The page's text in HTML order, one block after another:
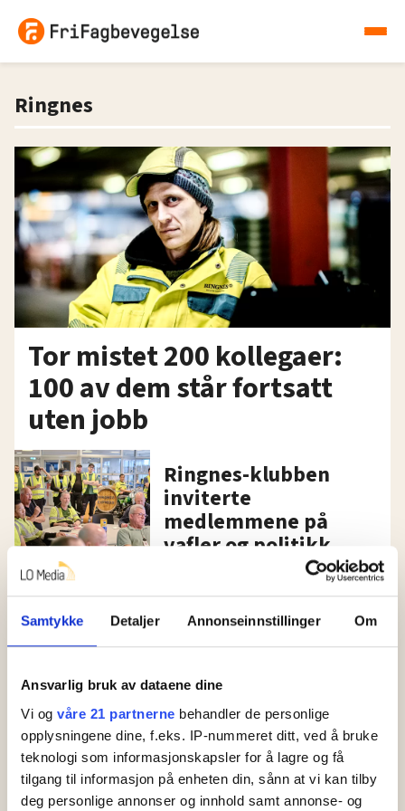
Samtykke Detaljer Annonseinnstillinger Om
Ansvarlig bruk av dataene dine
Vi og våre 21 partnerne behandler de personlige
opplysningene dine, f.eks. IP-nummeret ditt, ved å bruke
teknologi som informasjonskapsler for å lagre og få
tilgang til informasjon på enheten din, sånn at vi kan tilby
deg personlige annonser og innhold samt annonse- og
Ringnes
Tor mistet 200 kollegaer:
100 av dem står fortsatt
uten jobb
Ringnes-klubben
inviterte
medlemmene på
vafler og politikk
Nedbemanning
Over 100 sjåfører
mister jobben: –
Risikosport av
Ringnes
Ringnes og Diplom-Is
250 arbeidere mister